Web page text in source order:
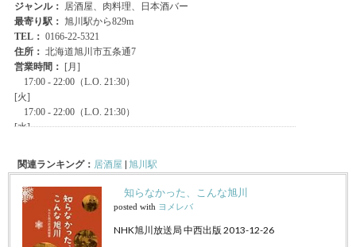
関連ランキング： 居酒屋 | 旭川駅
知らなかった、こんな旭川
posted with ヨメレバ
NHK旭川放送局 中西出版 2013-12-26